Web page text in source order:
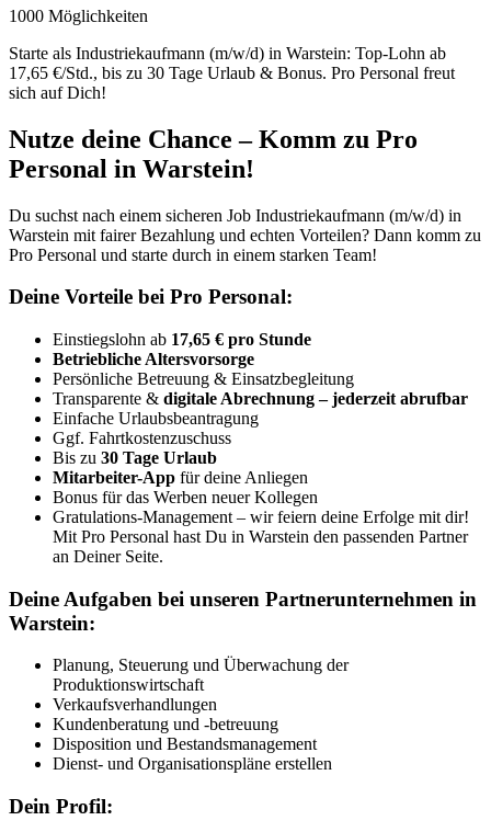
1000 Möglichkeiten
Starte als Industriekaufmann (m/w/d) in Warstein: Top-Lohn ab
17,65 €/Std., bis zu 30 Tage Urlaub & Bonus. Pro Personal freut
sich auf Dich!
Nutze deine Chance – Komm zu Pro
Personal in Warstein!
Du suchst nach einem sicheren Job Industriekaufmann (m/w/d) in
Warstein mit fairer Bezahlung und echten Vorteilen? Dann komm zu
Pro Personal und starte durch in einem starken Team!
Deine Vorteile bei Pro Personal:
Einstiegslohn ab 17,65 € pro Stunde
Betriebliche Altersvorsorge
Persönliche Betreuung & Einsatzbegleitung
Transparente & digitale Abrechnung – jederzeit abrufbar
Einfache Urlaubsbeantragung
Ggf. Fahrtkostenzuschuss
Bis zu 30 Tage Urlaub
Mitarbeiter-App für deine Anliegen
Bonus für das Werben neuer Kollegen
Gratulations-Management – wir feiern deine Erfolge mit dir!
Mit Pro Personal hast Du in Warstein den passenden Partner
an Deiner Seite.
Deine Aufgaben bei unseren Partnerunternehmen in
Warstein:
Planung, Steuerung und Überwachung der
Produktionswirtschaft
Verkaufsverhandlungen
Kundenberatung und -betreuung
Disposition und Bestandsmanagement
Dienst- und Organisationspläne erstellen
Dein Profil: